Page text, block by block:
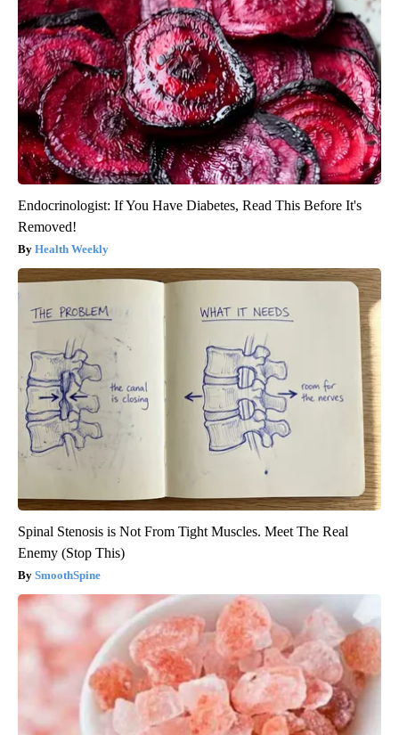
Endocrinologist: If You Have Diabetes, Read This Before It's
Removed!
Health Weekly
Spinal Stenosis is Not From Tight Muscles. Meet The Real
Enemy (Stop This)
SmoothSpine